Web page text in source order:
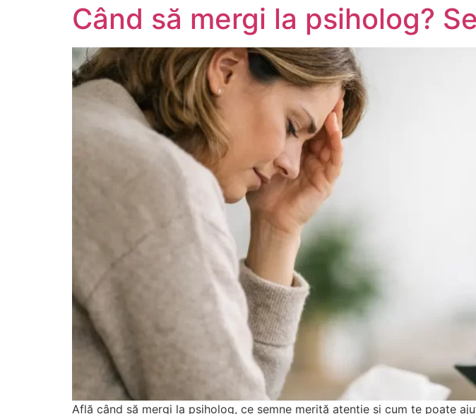
Când să mergi la psiholog?
Află când să mergi la psiholog, ce semne merită atenție și cum te poate